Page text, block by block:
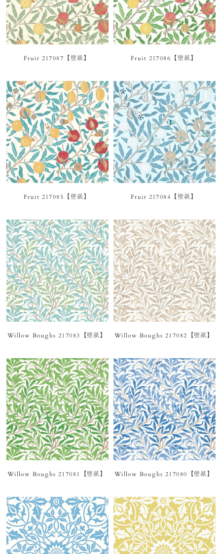
Fruit 217087【壁紙】 Fruit 217086【壁紙】
Fruit 217085【壁紙】 Fruit 217084【壁紙】
Willow Boughs 217083【壁紙】 Willow Boughs 217082【壁紙】
Willow Boughs 217081【壁紙】 Willow Boughs 217080【壁紙】